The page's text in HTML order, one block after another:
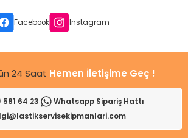
sitelerden daha pahalı.
Gönder
Facebook Instagram
24 Saat Hemen İletişime Geç !
64 23
Whatsapp Sipariş Hattı